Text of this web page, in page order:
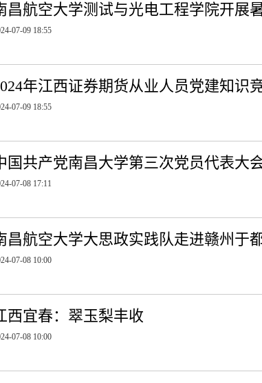
昌航空大学测试与光电工程学院开展
07-09 18:55
年江西证券期货从业人员党建知识
07-09 18:55
国共产党南昌大学第三次党员代表大
07-08 17:11
昌航空大学大思政实践队走进赣州于
07-08 10:00
西宜春：翠玉梨丰收
07-08 10:00